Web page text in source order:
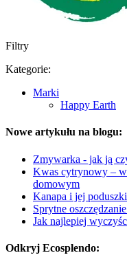
Filtry
Kategorie:
Marki
Happy Earth
Nowe artykułu na blogu:
Zmywarka - jak ją
Kwas cytrynowy –
domowym
Kanapa i jej
Sprytne
Jak najlepiej
Odkryj Ecosplendo: